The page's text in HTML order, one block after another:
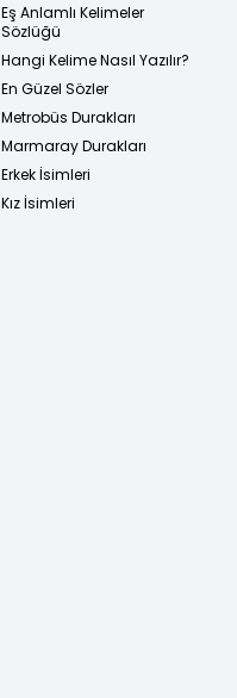
Eş Anlamlı Kelimeler
Sözlüğü
Hangi Kelime Nasıl Yazılır?
En Güzel Sözler
Metrobüs Durakları
Marmaray Durakları
Erkek İsimleri
Kız İsimleri